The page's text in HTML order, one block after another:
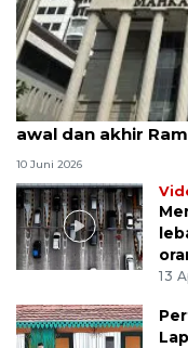
MK uji materi UU
awal dan akhir
10 Juni 2026
13